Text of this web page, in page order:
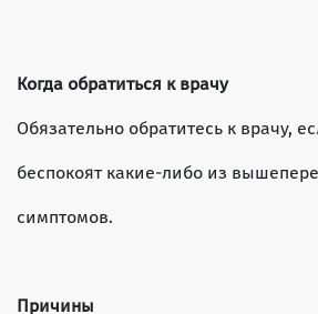
Когда обратиться к врачу
Обязательно обратитесь к врачу,
беспокоят какие-либо из
симптомов.
Причины